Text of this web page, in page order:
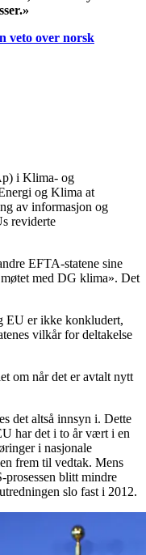
veto over norsk
i Klima- og
og Klima at
av informasjon og
reviderte
EFTA-statene sine
med DG klima». Det
EU er ikke konkludert,
vilkår for deltakelse
om når det er avtalt nytt
det altså innsyn i. Dette
har det i to år vært i en
i nasjonale
frem til vedtak. Mens
prosessen blitt mindre
slo fast i 2012.